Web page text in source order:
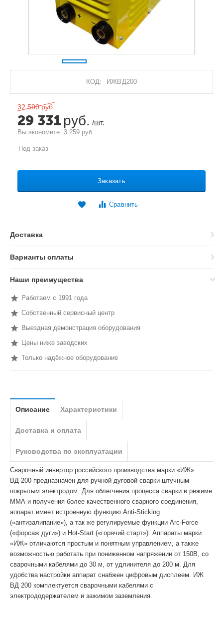
КОД: ИЖВД200
32 590 руб.
29 331руб. /шт.
Вы экономите: 3 259 руб.
Под заказ
Заказать
Сравнить
Доставка
Варианты оплаты
Наши преимущества
Работаем с 1991 года
Собственный сервисный центр
Выездная демонстрация оборудования
Цены ниже заводских
Только надёжное оборудование
Описание Характеристики
Доставка и оплата
Руководства по эксплуатации
Сварочный инвертор российского производства марки «ИЖ»
ВД-200 предназначен для ручной дуговой сварки штучным
покрытым электродом. Для облегчения процесса сварки в режиме
ММА и получения более качественного сварного соединения,
аппарат имеет встроенную функцию Anti-Sticking
(«антизалипание»), а так же регулируемые функции Arc-Force
(«форсаж дуги») и Hot-Start («горячий старт»). Аппараты марки
«ИЖ» отличаются простым и понятным управлением, а также
возможностью работать при пониженном напряжении от 150В, со
сварочными кабелями до 30 м, от удлинителя до 200 м. Для
удобства настройки аппарат снабжен цифровым дисплеем. ИЖ
ВД 200 комплектуется сварочными кабелями с
электрододержателем и зажимом заземления.